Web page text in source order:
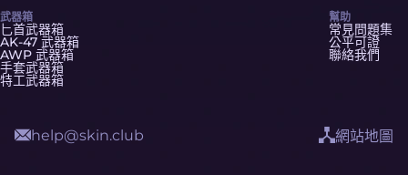
武器箱
匕首武器箱
AK-47 武器箱
AWP 武器箱
手套武器箱
特工武器箱
幫助
常見問題集
公平可證
聯絡我們
help@skin.club 網站地圖